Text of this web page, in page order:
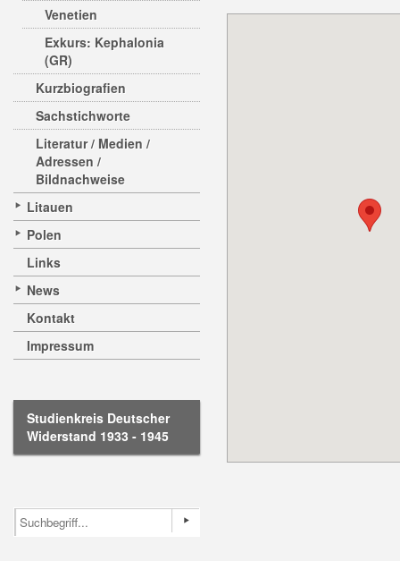
Venetien
Exkurs: Kephalonia
(GR)
Kurzbiografien
Sachstichworte
Literatur / Medien /
Adressen /
Bildnachweise
Litauen
Polen
Links
News
Kontakt
Impressum
Studienkreis Deutscher
Widerstand 1933 - 1945